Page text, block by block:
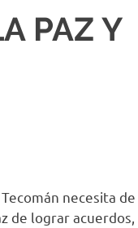
PAZ Y
necesita de
de lograr acuerdos,